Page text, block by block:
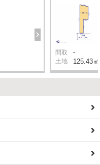
間取 -
土地 125.43㎡